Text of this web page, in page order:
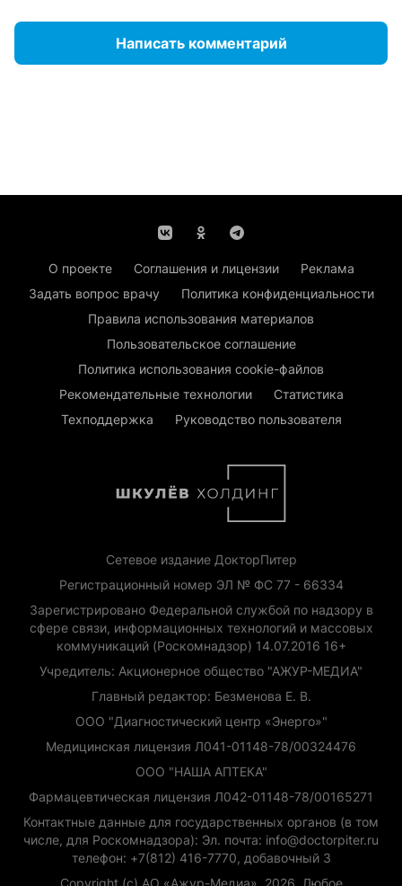
Написать комментарий
О проекте Соглашения и лицензии
Реклама
Задать вопрос врачу
Политика конфиденциальности
Правила использования материалов
Пользовательское соглашение
Политика использования cookie-файлов
Рекомендательные технологии
Статистика
Техподдержка
Руководство пользователя
Сетевое издание ДокторПитер
Регистрационный номер ЭЛ № ФС 77 - 66334
Зарегистрировано Федеральной службой по надзору в
сфере связи, информационных технологий и массовых
коммуникаций (Роскомнадзор) 14.07.2016 16+
Учредитель: Акционерное общество "АЖУР-МЕДИА"
Главный редактор: Безменова Е. В.
ООО "Диагностический центр «Энерго»"
Медицинская лицензия Л041-01148-78/00324476
ООО "НАША АПТЕКА"
Фармацевтическая лицензия Л042-01148-78/00165271
Контактные данные для государственных органов (в том
числе, для Роскомнадзора): Эл. почта: info@doctorpiter.ru
телефон: +7(812) 416-7770, добавочный 3